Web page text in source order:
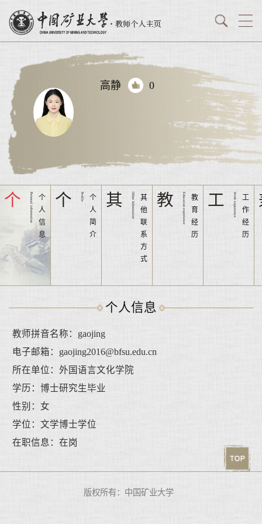
高静 0
个 Personal information
个
人
信
息
个 Profile
个
人
简
介
其 Other Information
其
他
联
系
方
式
教 Education experience
教
育
经
历
工 Work experience
工
作
经
历
个人信息
教师拼音名称：gaojing
电子邮箱： gaojing2016@bfsu.edu.cn
所在单位：外国语言文化学院
学历：博士研究生毕业
性别：女
学位：文学博士学位
在职信息：在岗
版权所有：中国矿业大学